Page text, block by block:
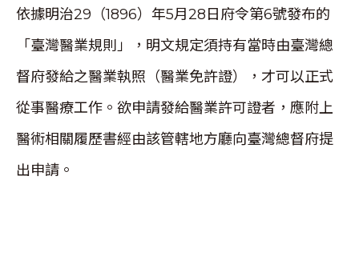
依據明治29（1896）年5月28日府令第6號發布的
「臺灣醫業規則」，明文規定須持有當時由臺灣總
督府發給之醫業執照（醫業免許證），才可以正式
從事醫療工作。欲申請發給醫業許可證者，應附上
醫術相關履歷書經由該管轄地方廳向臺灣總督府提
出申請。